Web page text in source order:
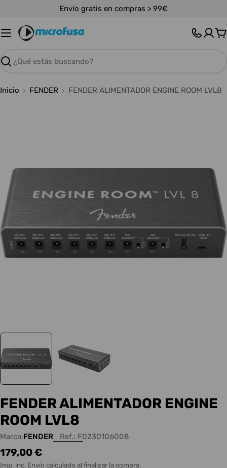
contenido
Envío gratis en compras > 99€
Buscar
Inicio FENDER FENDER ALIMENTADOR ENGINE ROOM LVL8
medios 0 en modal
FENDER ALIMENTADOR ENGINE
ROOM LVL8
Marca:FENDER Ref.: F0230106008
Precio
habitual
179,00 €
Imp. inc. Envío calculado al finalizar la compra.